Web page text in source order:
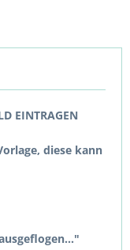
EINTRAGEN
diese kann